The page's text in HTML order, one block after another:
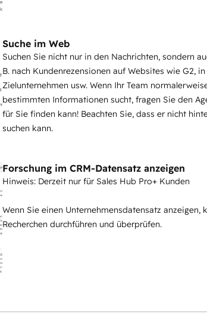
Suche im Web
Suchen Sie nicht nur in den Nachrichten, sondern
B. nach Kundenrezensionen auf Websites wie G2,
Zielunternehmen usw. Wenn Ihr Team
bestimmten Informationen sucht, fragen Sie den
für Sie finden kann! Beachten Sie, dass er nicht
suchen kann.
Forschung im CRM-Datensatz anzeigen
Hinweis: Derzeit nur für Sales Hub Pro+ Kunden
Wenn Sie einen Unternehmensdatensatz anzeigen,
Recherchen durchführen und überprüfen.